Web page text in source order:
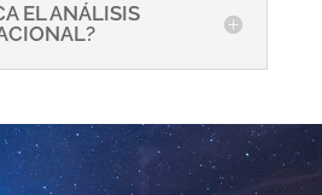
EL ANÁLISIS